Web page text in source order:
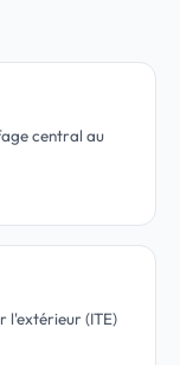
central au
l'extérieur (ITE)